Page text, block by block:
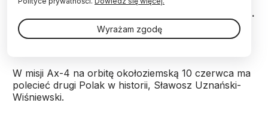
Palumberi z Europejskiej Agencji Kosmicznej (ESA).
Dodał, że podobne komercyjne misje będą
odgrywać coraz większą rolę.
W misji Ax-4 na orbitę okołoziemską 10 czerwca ma
polecieć drugi Polak w historii, Sławosz Uznański-
Wiśniewski.
Wyrażam zgodę